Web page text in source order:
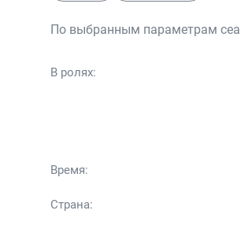
По выбранным параметрам
В ролях:
Время:
Страна: